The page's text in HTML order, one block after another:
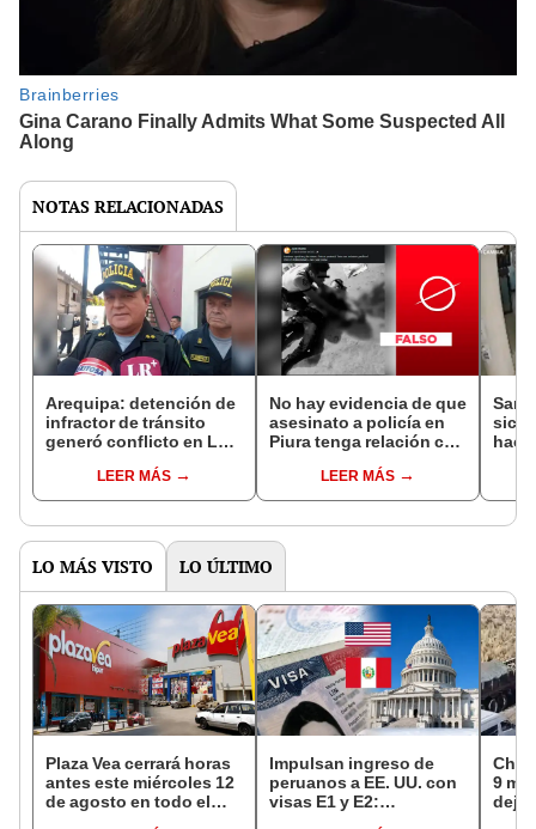
NOTAS RELACIONADAS
Arequipa: detención de
infractor de tránsito
generó conflicto en La
LEER MÁS
No hay evidencia de que
asesinato a policía en
Piura tenga relación con
LEER MÁS
San
LO MÁS VISTO LO ÚLTIMO
Plaza Vea cerrará horas
antes este miércoles 12
de agosto en todo el
Impulsan ingreso de
peruanos a EE. UU. con
visas E1 y E2:
9
deja